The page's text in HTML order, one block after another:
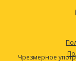
Чрезмерное